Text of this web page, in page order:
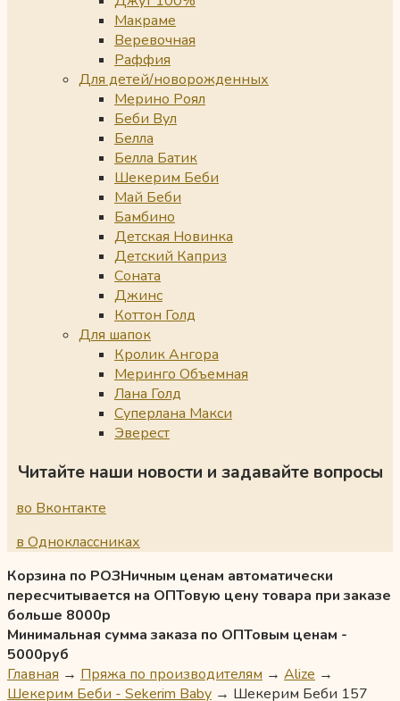
Макраме
Веревочная
Раффия
Для детей/новорожденных
Мерино Роял
Беби Вул
Белла
Белла Батик
Шекерим Беби
Май Беби
Бамбино
Детская Новинка
Детский Каприз
Соната
Джинс
Коттон Голд
Для шапок
Кролик Ангора
Меринго Объемная
Лана Голд
Суперлана Макси
Эверест
Читайте наши новости и задавайте вопросы
во Вконтакте
в Одноклассниках
Корзина по РОЗНичным ценам автоматически
пересчитывается на ОПТовую цену товара при заказе
больше 8000р
Минимальная сумма заказа по ОПТовым ценам -
5000руб
Главная → Пряжа по производителям → Alize →
Шекерим Беби - Sekerim Baby → Шекерим Беби 157